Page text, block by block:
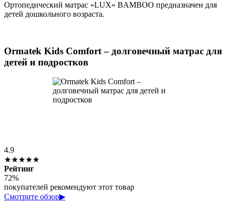
Ортопедический матрас «LUX» BAMBOO предназначен для
детей дошкольного возраста.
Ormatek Kids Comfort – долговечный матрас для
детей и подростков
4.9
★★★★★
Рейтинг
72%
покупателей рекомендуют этот товар
Смотрите обзор▶